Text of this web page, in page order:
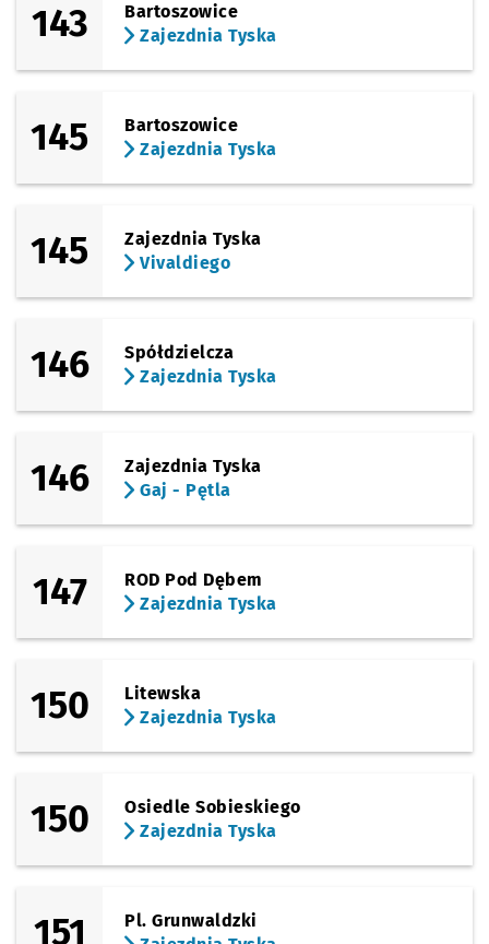
143
Bartoszowice
Zajezdnia Tyska
145
Bartoszowice
Zajezdnia Tyska
145
Zajezdnia Tyska
Vivaldiego
146
Spółdzielcza
Zajezdnia Tyska
146
Zajezdnia Tyska
Gaj - Pętla
147
ROD Pod Dębem
Zajezdnia Tyska
150
Litewska
Zajezdnia Tyska
150
Osiedle Sobieskiego
Zajezdnia Tyska
151
Pl. Grunwaldzki